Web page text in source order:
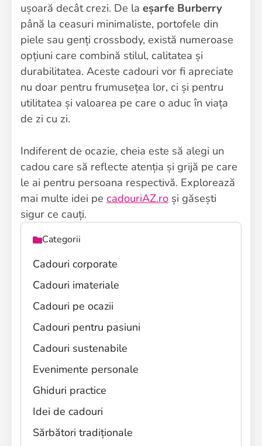
ușoară decât crezi. De la eșarfe Burberry
până la ceasuri minimaliste, portofele din
piele sau genți crossbody, există numeroase
opțiuni care combină stilul, calitatea și
durabilitatea. Aceste cadouri vor fi apreciate
nu doar pentru frumusețea lor, ci și pentru
utilitatea și valoarea pe care o aduc în viața
de zi cu zi.
Indiferent de ocazie, cheia este să alegi un
cadou care să reflecte atenția și grijă pe care
le ai pentru persoana respectivă. Explorează
mai multe idei pe cadouriAZ.ro și găsești
sigur ce cauți.
Categorii
Cadouri corporate
Cadouri imateriale
Cadouri pe ocazii
Cadouri pentru pasiuni
Cadouri sustenabile
Evenimente personale
Ghiduri practice
Idei de cadouri
Sărbători tradiționale